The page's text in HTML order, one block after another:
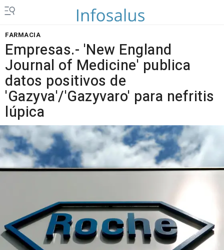
FARMACIA
Empresas.- 'New England
Journal of Medicine' publica
datos positivos de
'Gazyva'/'Gazyvaro' para nefritis
lúpica